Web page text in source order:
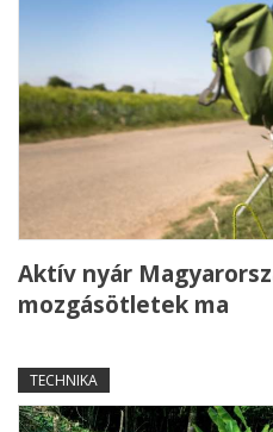
Aktív nyár
mozgásötletek ma
TECHNIKA